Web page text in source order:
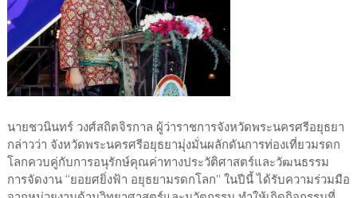
นายชวนินทร์ วงศ์สถิตจิรกาล ผู้ว่าราชการจังหวัดพระนครศรีอยุธยา
กล่าวว่า จังหวัดพระนครศรีอยุธยามุ่งมั่นผลักดันการท่องเที่ยวมรดก
โลกควบคู่กับการอนุรักษ์คุณค่าทางประวัติศาสตร์และวัฒนธรรม
การจัดงาน “ยอยศยิ่งฟ้า อยุธยามรดกโลก” ในปีนี้ ได้รับความร่วมมือ